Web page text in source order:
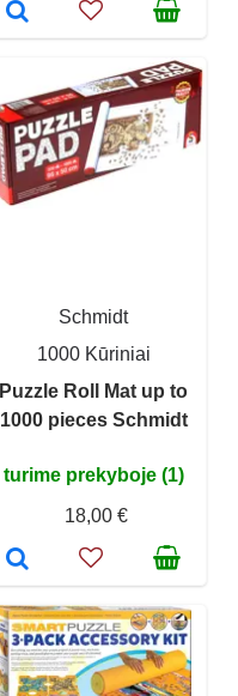
Schmidt
1000 Kūriniai
Puzzle Roll Mat up to
1000 pieces Schmidt
turime prekyboje (1)
18,00 €